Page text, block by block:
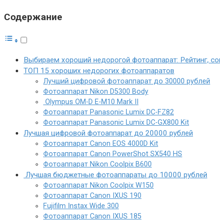
Содержание
Выбираем хороший недорогой фотоаппарат: Рейтинг,
ТОП 15 хороших недорогих фотоаппаратов
Лучший цифровой фотоаппарат до 30000 рублей
Фотоаппарат Nikon D5300 Body
Olympus OM-D E-M10 Mark II
Фотоаппарат Panasonic Lumix DC-FZ82
Фотоаппарат Panasonic Lumix DC-GX800 Kit
Лучшая цифровой фотоаппарат до 20000 рублей
Фотоаппарат Canon EOS 4000D Kit
Фотоаппарат Canon PowerShot SX540 HS
Фотоаппарат Nikon Coolpix B600
Лучшая бюджетные фотоаппараты до 10000 рублей
Фотоаппарат Nikon Coolpix W150
Фотоаппарат Canon IXUS 190
Fujifilm Instax Wide 300
Фотоаппарат Canon IXUS 185